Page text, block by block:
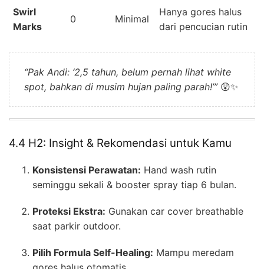
Swirl
Marks
0 Minimal
Hanya gores halus
dari pencucian rutin
“Pak Andi: ‘2,5 tahun, belum pernah lihat white
spot, bahkan di musim hujan paling parah!’”😲✨
4.4 H2: Insight & Rekomendasi untuk Kamu
Konsistensi Perawatan: Hand wash rutin
seminggu sekali & booster spray tiap 6 bulan.
Proteksi Ekstra: Gunakan car cover breathable
saat parkir outdoor.
Pilih Formula Self-Healing: Mampu meredam